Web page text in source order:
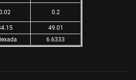
0.2
49.01
6.6333